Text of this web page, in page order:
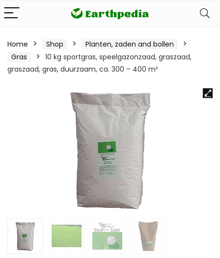
Home Shop
Planten, zaden and bollen
Gras
10 kg sportgras, speelgazonzaad, graszaad,
graszaad, gras, duurzaam, ca. 300 – 400 m²